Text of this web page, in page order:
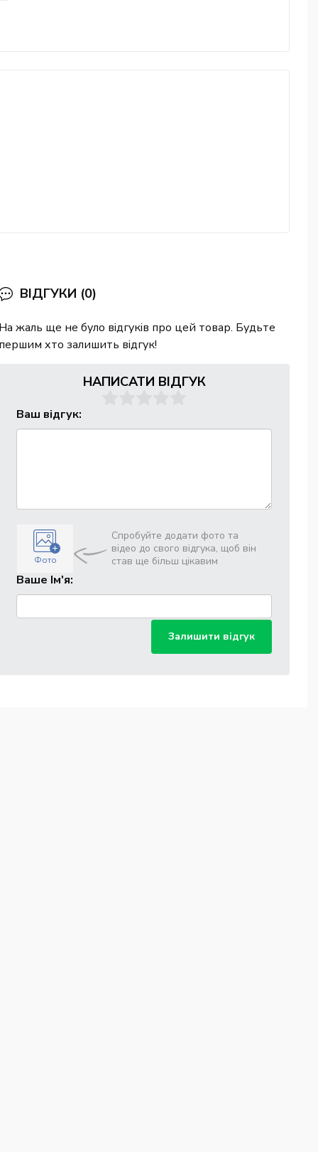
ВІДГУКИ (0)
жаль ще не було відгуків про цей товар. Будьте
хто залишить відгук!
НАПИСАТИ ВІДГУК
Ваш відгук:
Фото
Спробуйте додати фото та
відео до свого відгука, щоб він
став ще більш цікавим
Ваше Ім'я:
Залишити відгук